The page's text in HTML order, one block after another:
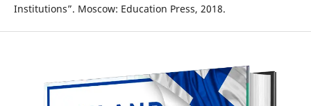
Institutions”. Moscow: Education Press, 2018.